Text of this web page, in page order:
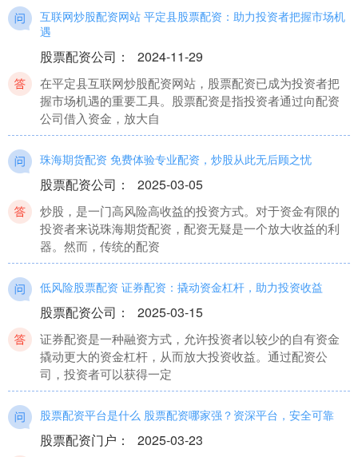
互联网炒股配资网站 平定县股票配资：助力投资者把握市场机
遇
股票配资公司 ： 2024-11-29
在平定县互联网炒股配资网站，股票配资已成为投资者把
握市场机遇的重要工具。股票配资是指投资者通过向配资
公司借入资金，放大自
珠海期货配资 免费体验专业配资，炒股从此无后顾之忧
股票配资公司 ： 2025-03-05
炒股，是一门高风险高收益的投资方式。对于资金有限的
投资者来说珠海期货配资，配资无疑是一个放大收益的利
器。然而，传统的配资
低风险股票配资 证券配资：撬动资金杠杆，助力投资收益
股票配资公司 ： 2025-03-15
证券配资是一种融资方式，允许投资者以较少的自有资金
撬动更大的资金杠杆，从而放大投资收益。通过配资公
司，投资者可以获得一定
股票配资平台是什么 股票配资哪家强？资深平台，安全可靠
股票配资门户 ： 2025-03-23